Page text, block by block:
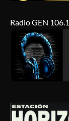
Radio GEN 106.1